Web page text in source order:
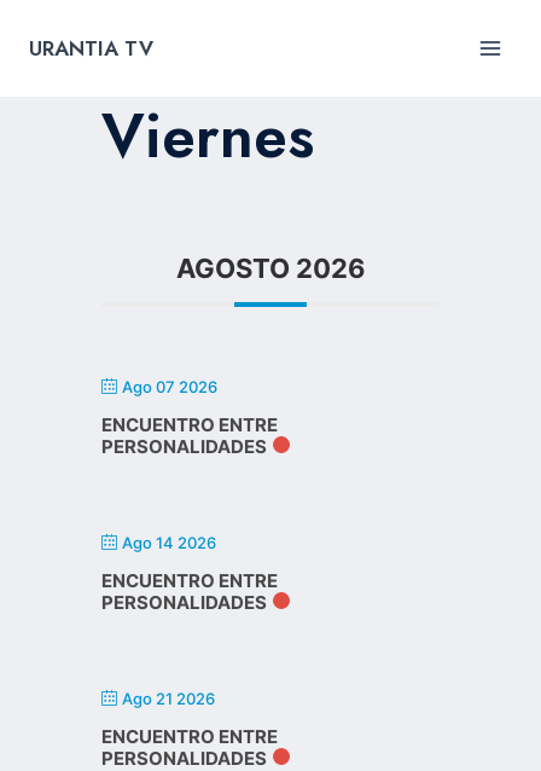
URANTIA TV
Viernes
AGOSTO 2026
Ago 07 2026
ENCUENTRO ENTRE
PERSONALIDADES
Ago 14 2026
ENCUENTRO ENTRE
PERSONALIDADES
Ago 21 2026
ENCUENTRO ENTRE
PERSONALIDADES